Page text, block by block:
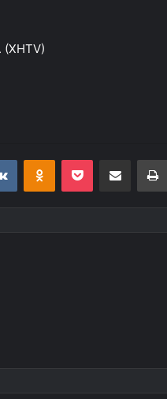
(XHTV)
VKontakteOdnoklassniki
Pocket E-Posta ile paylaş